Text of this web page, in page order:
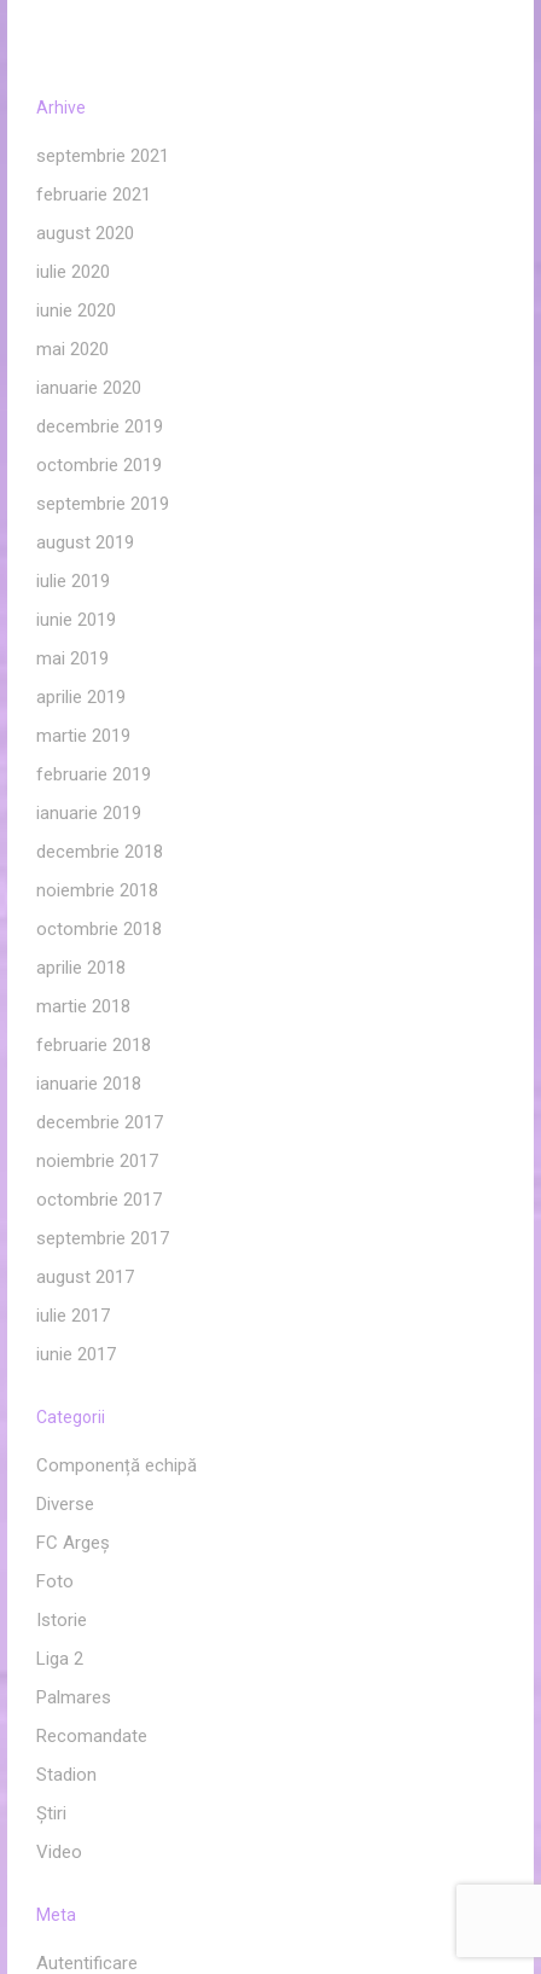
Arhive
septembrie 2021
februarie 2021
august 2020
iulie 2020
iunie 2020
mai 2020
ianuarie 2020
decembrie 2019
octombrie 2019
septembrie 2019
august 2019
iulie 2019
iunie 2019
mai 2019
aprilie 2019
martie 2019
februarie 2019
ianuarie 2019
decembrie 2018
noiembrie 2018
octombrie 2018
aprilie 2018
martie 2018
februarie 2018
ianuarie 2018
decembrie 2017
noiembrie 2017
octombrie 2017
septembrie 2017
august 2017
iulie 2017
iunie 2017
Categorii
Componență echipă
Diverse
FC Argeș
Foto
Istorie
Liga 2
Palmares
Recomandate
Stadion
Ştiri
Video
Meta
Autentificare